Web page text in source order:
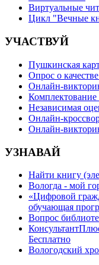
Виртуальные
Цикл "Вечные
УЧАСТВУЙ
Пушкинская
Опрос о
Онлайн-
Комплектование
Независимая
Онлайн-
Онлайн-
УЗНАВАЙ
Найти книгу
Вологда - мой
«Цифровой
обучающая
Вопрос
Бесплатно
Вологодский